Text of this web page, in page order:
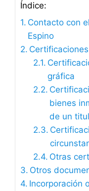
Índice:
Contacto con
Espino
gráfica
bienes
de un
Otras
Otros
Incorporación